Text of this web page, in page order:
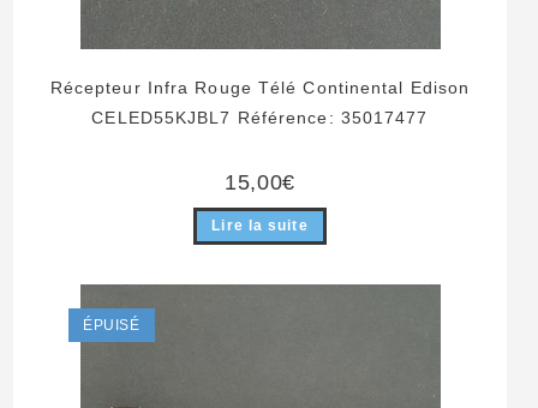
Récepteur Infra Rouge Télé Continental Edison
CELED55KJBL7 Référence: 35017477
15,00€
Lire la suite
ÉPUISÉ